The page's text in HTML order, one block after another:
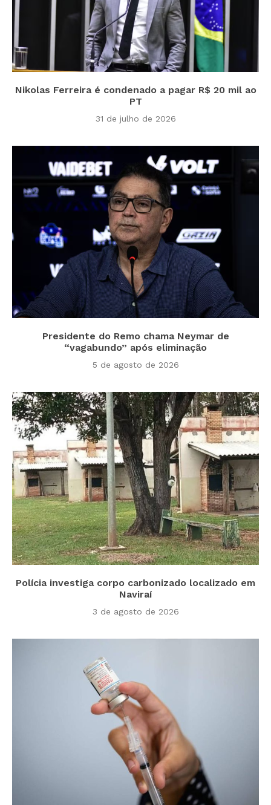
Nikolas Ferreira é condenado a pagar R$ 20 mil ao
PT
31 de julho de 2026
Presidente do Remo chama Neymar de
“vagabundo” após eliminação
5 de agosto de 2026
Polícia investiga corpo carbonizado localizado em
Naviraí
3 de agosto de 2026